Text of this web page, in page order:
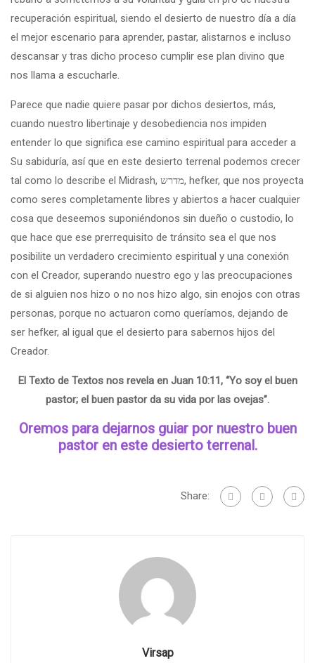
recuperación espiritual, siendo el desierto de nuestro día a día
el mejor escenario para aprender, pastar, alistarnos e incluso
descansar y tras dicho proceso cumplir ese plan divino que
nos llama a escucharle.
Parece que nadie quiere pasar por dichos desiertos, más,
cuando nuestro libertinaje y desobediencia nos impiden
entender lo que significa ese camino espiritual para acceder a
Su sabiduría, así que en este desierto terrenal podemos crecer
tal como lo describe el Midrash, מדרש‎, hefker, que nos proyecta
como seres completamente libres y abiertos a hacer cualquier
cosa que deseemos suponiéndonos sin dueño o custodio, lo
que hace que ese prerrequisito de tránsito sea el que nos
posibilite un verdadero crecimiento espiritual y una conexión
con el Creador, superando nuestro ego y las preocupaciones
de si alguien nos hizo o no nos hizo algo, sin enojos con otras
personas, porque no actuaron como queríamos, dejando de
ser hefker, al igual que el desierto para sabernos hijos del
Creador.
El Texto de Textos nos revela en Juan 10:11, “Yo soy el buen
pastor; el buen pastor da su vida por las ovejas”.
Oremos para dejarnos guiar por nuestro buen
pastor en este desierto terrenal.
Share:
Virsap